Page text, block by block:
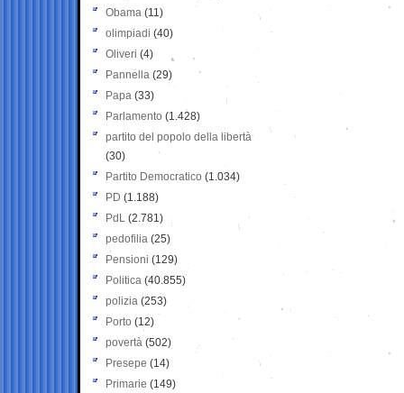
Obama (11)
olimpiadi (40)
Oliveri (4)
Pannella (29)
Papa (33)
Parlamento (1.428)
partito del popolo della libertà
(30)
Partito Democratico (1.034)
PD (1.188)
PdL (2.781)
pedofilia (25)
Pensioni (129)
Politica (40.855)
polizia (253)
Porto (12)
povertà (502)
Presepe (14)
Primarie (149)